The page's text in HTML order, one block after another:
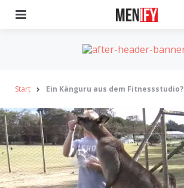
Start Ein Känguru aus dem Fitnessstudio?